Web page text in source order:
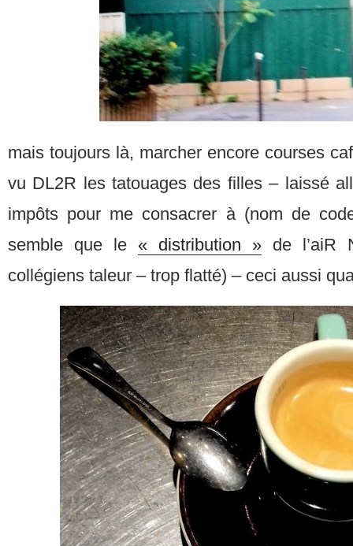
mais toujours là, marcher encore courses
vu DL2R les tatouages des filles – laissé
impôts pour me consacrer à (nom de
semble que le « distribution » de l’aiR
collégiens taleur – trop flatté) – ceci aussi